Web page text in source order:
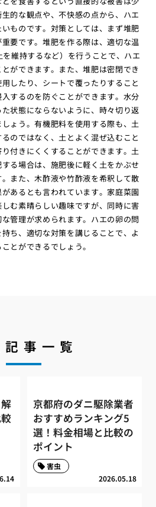
的な観点や、不快感の点から、ハエ
ものです。対策としては、まず堆肥
要です。堆肥を作る際は、適切な温
維持するなど）を行うことで、ハエ
ができます。また、堆肥は密閉でき
したり、シートで覆ったりすること
するのを防ぐことができます。水分
状態にならないように、時々切り返
ょう。有機肥料を使用する際も、土
のではなく、土とよく混ぜ込むこと
付きにくくすることができます。土
る場合は、施肥後に軽く土をかぶせ
また、木酢液や竹酢液を希釈して散
あるとも言われています。家庭菜園
む素晴らしい趣味ですが、同時に害
管理が求められます。ハエの卵の問
ち、適切な対策を講じることで、よ
とができるでしょう。
事一覧
京都府のダニ駆除業者
おすすめランキング5
選！料金相場と比較の
ポイント
2026.05.18
害虫